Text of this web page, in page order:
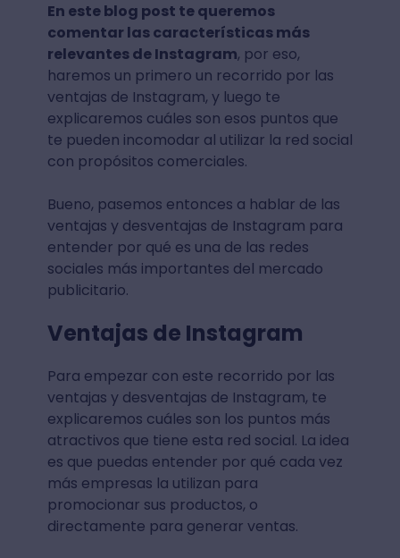
En este blog post te queremos
comentar las características más
relevantes de Instagram, por eso,
haremos un primero un recorrido por las
ventajas de Instagram, y luego te
explicaremos cuáles son esos puntos que
te pueden incomodar al utilizar la red social
con propósitos comerciales.
Bueno, pasemos entonces a hablar de las
ventajas y desventajas de Instagram para
entender por qué es una de las redes
sociales más importantes del mercado
publicitario.
Ventajas de Instagram
Para empezar con este recorrido por las
ventajas y desventajas de Instagram, te
explicaremos cuáles son los puntos más
atractivos que tiene esta red social. La idea
es que puedas entender por qué cada vez
más empresas la utilizan para
promocionar sus productos, o
directamente para generar ventas.